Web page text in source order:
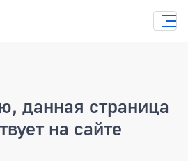
данная страница
на сайте